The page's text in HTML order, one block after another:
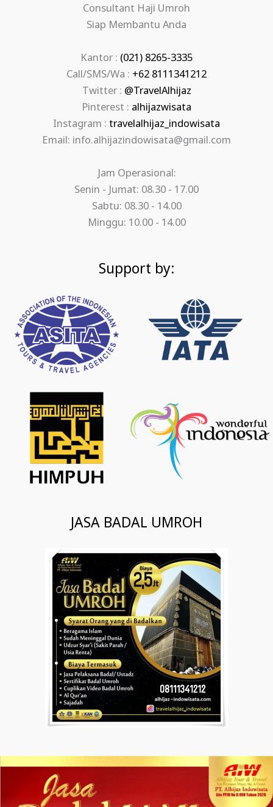
Consultant Haji Umroh
Siap Membantu Anda
Kantor : (021) 8265-3335
Call/SMS/Wa : +62 8111341212
Twitter : @TravelAlhijaz
Pinterest : alhijazwisata
Instagram : travelalhijaz_indowisata
Email: info.alhijazindowisata@gmail.com
Jam Operasional:
Senin - Jumat: 08.30 - 17.00
Sabtu: 08.30 - 14.00
Minggu: 10.00 - 14.00
Support by:
JASA BADAL UMROH